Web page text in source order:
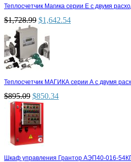
Теплосчетчик Магика серии Е с двумя
$1,728.99 $1,642.54
Теплосчетчик МАГИКА серии А с двумя
$895.09 $850.34
Шкаф управления Грантор АЭП40-016-